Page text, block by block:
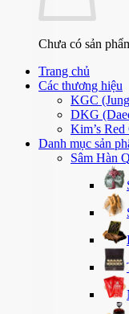
Chưa có sản
Trang chủ
Các thương hiệu
KGC
DKG
Kim’s Red
Danh mục sản
Sâm Hàn